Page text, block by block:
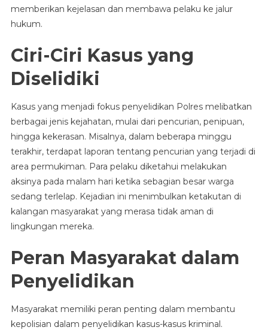
memberikan kejelasan dan membawa pelaku ke jalur
hukum.
Ciri-Ciri Kasus yang
Diselidiki
Kasus yang menjadi fokus penyelidikan Polres melibatkan
berbagai jenis kejahatan, mulai dari pencurian, penipuan,
hingga kekerasan. Misalnya, dalam beberapa minggu
terakhir, terdapat laporan tentang pencurian yang terjadi di
area permukiman. Para pelaku diketahui melakukan
aksinya pada malam hari ketika sebagian besar warga
sedang terlelap. Kejadian ini menimbulkan ketakutan di
kalangan masyarakat yang merasa tidak aman di
lingkungan mereka.
Peran Masyarakat dalam
Penyelidikan
Masyarakat memiliki peran penting dalam membantu
kepolisian dalam penyelidikan kasus-kasus kriminal.